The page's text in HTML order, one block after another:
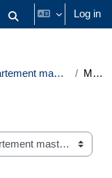
Toggle search input
Log in
EDS - Département masters droit public Masters